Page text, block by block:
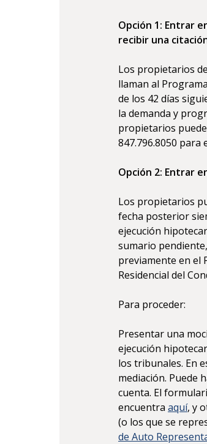
Opción 1: Entrar
recibir una
Los propietarios
llaman al
de los 42 días
la demanda y
propietarios
847.796.8050 para
Opción 2: Entrar
Los propietarios
fecha posterior
ejecución
sumario
previamente en el
Residencial del
Para proceder:
Presentar una
ejecución
los tribunales. En
mediación. Puede
cuenta. El
encuentra aquí, y
(o los que se
de Auto